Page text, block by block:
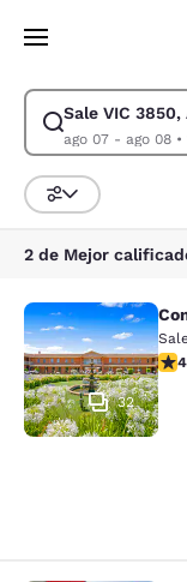
Pasar A Contenido
Sale VIC
ago 07 - ago 08•
Modificar la
Ordenar y
Comfort
32